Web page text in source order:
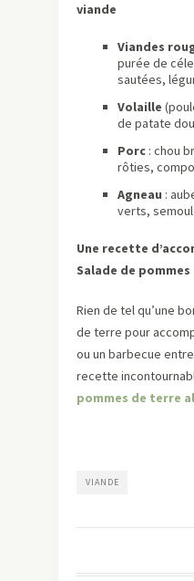
viande
Viandes
purée de
sautées,
Volaille
de patate
Porc : chou
rôties,
Agneau :
verts,
Une recette
Salade de
Rien de tel qu’une
de terre pour
ou un barbecue
recette
pommes de terre
VIANDE